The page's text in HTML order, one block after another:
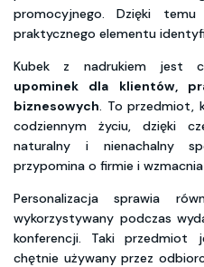
promocyjnego. Dzięki
praktycznego elementu
Kubek z nadrukiem jest
upominek dla klientów,
biznesowych. To przedmiot,
codziennym życiu, dzięki
naturalny i nienachalny
przypomina o firmie i
Personalizacja sprawia
wykorzystywany podczas
konferencji. Taki przedmiot
chętnie używany przez